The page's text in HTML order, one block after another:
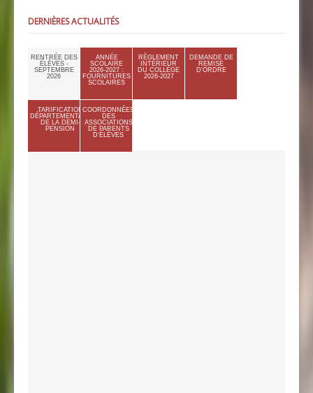
DERNIÈRES ACTUALITÉS
RENTRÉE DES
ÉLÈVES -
SEPTEMBRE
2026
ANNÉE
SCOLAIRE
2026-2027 :
FOURNITURES
SCOLAIRES
RÈGLEMENT
INTÉRIEUR
DU COLLÈGE
2026-2027
DEMANDE DE
REMISE
D'ORDRE
TARIFICATION
DÉPARTEMENTALE
DE LA DEMI-
PENSION
COORDONNÉES
DES
ASSOCIATIONS
DE PARENTS
D'ÉLÈVES